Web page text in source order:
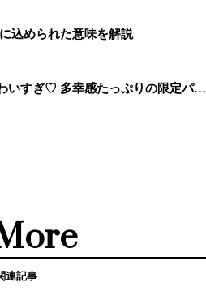
込められた意味を解説
いすぎ♡ 多幸感たっぷりの限定パ…
連記事